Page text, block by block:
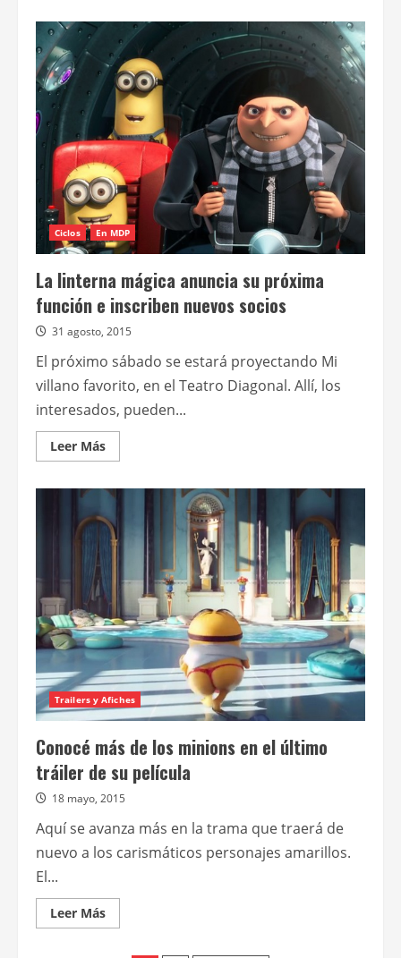
Lanzan
avance
de
la
animada
La
vida
secreta
de
tus
mascotas
Ciclos En MDP
La linterna mágica anuncia su próxima
función e inscriben nuevos socios
31 agosto, 2015
El próximo sábado se estará proyectando Mi
villano favorito, en el Teatro Diagonal. Allí, los
interesados, pueden...
Leer MásLeer
más
La
mágica
anuncia
su
e
inscriben
nuevos
socios
Trailers y Afiches
Conocé más de los minions en el último
tráiler de su película
18 mayo, 2015
Aquí se avanza más en la trama que traerá de
nuevo a los carismáticos personajes amarillos.
El...
Leer MásLeer
más